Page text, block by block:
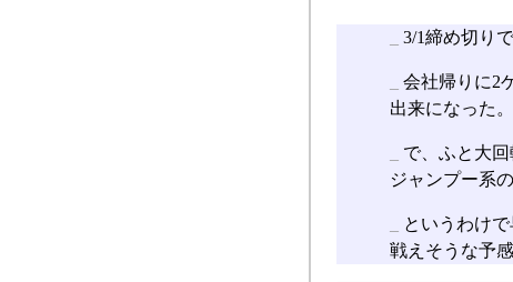
3/1締め切り
会社帰りに2
出来になった。
で、ふと大
ジャンプー系
というわけ
戦えそうな予感